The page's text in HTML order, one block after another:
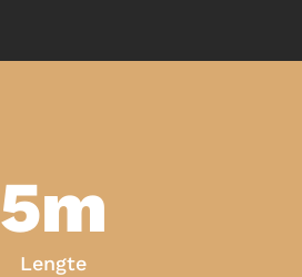
5m
Lengte